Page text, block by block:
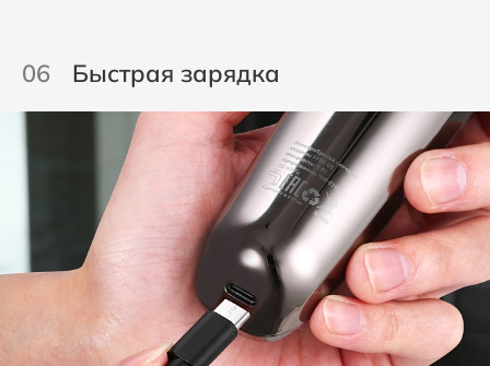
06 Быстрая зарядка